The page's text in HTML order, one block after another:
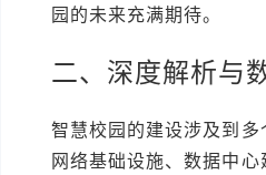
园的未来充满期待。
二、深度解析与
智慧校园的建设涉及到
网络基础设施、数据中